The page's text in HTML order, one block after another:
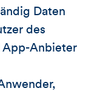
Daten
des
App-Anbieter